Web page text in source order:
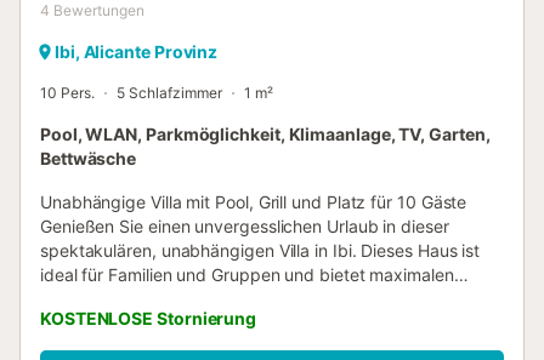
4 Bewertungen
Ibi, Alicante Provinz
10 Pers. 5 Schlafzimmer 1 m²
Pool, WLAN, Parkmöglichkeit, Klimaanlage, TV, Garten,
Bettwäsche
Unabhängige Villa mit Pool, Grill und Platz für 10 Gäste
Genießen Sie einen unvergesslichen Urlaub in dieser
spektakulären, unabhängigen Villa in Ibi. Dieses Haus ist
ideal für Familien und Gruppen und bietet maximalen
perfekten Aufenthalt. 🏡 Ausstattungsmerkmale: ✅ 5
geräumige und helle Schlafzimmer ✅ 3 komplette
KOSTENLOSE Stornierung